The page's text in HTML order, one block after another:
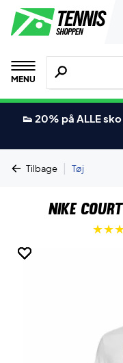
MENU
Søg efter
👟 20% på ALLE sko
Tilbage | Tøj
Nike